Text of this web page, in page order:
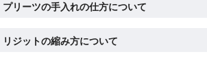
プリーツの手入れの仕方について
リジットの縮み方について